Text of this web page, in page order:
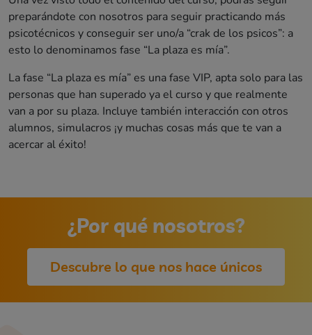
preparándote con nosotros para seguir practicando más
psicotécnicos y conseguir ser uno/a “crak de los psicos”: a
esto lo denominamos fase “La plaza es mía”.
La fase “La plaza es mía” es una fase VIP, apta solo para las
personas que han superado ya el curso y que realmente
van a por su plaza. Incluye también interacción con otros
alumnos, simulacros ¡y muchas cosas más que te van a
acercar al éxito!
¿Por qué nosotros?
Descubre lo que nos hace únicos